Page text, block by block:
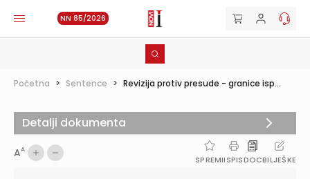
NN 85/2026
Početna > Sentence > Revizija protiv presude - granice isp...
AA
SPREMIISPISDOCBILJEŠKE
Detalji dokumenta